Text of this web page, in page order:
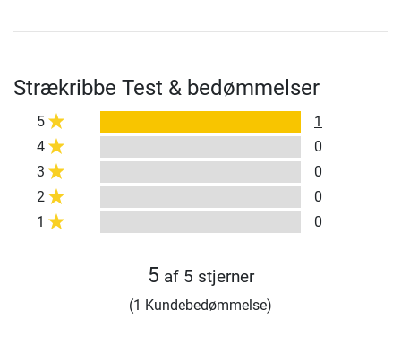
Strækribbe Test & bedømmelser
5
1
4
0
3
0
2
0
1
0
5 af 5 stjerner
(1 Kundebedømmelse)